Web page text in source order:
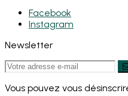
Facebook
Instagram
Newsletter
Vous pouvez vous